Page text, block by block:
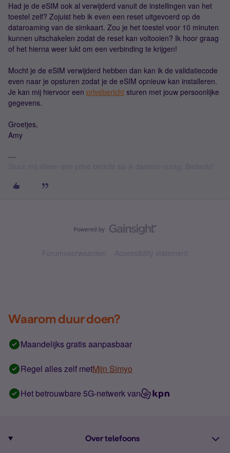
Had je de eSIM ook al verwijderd vanuit de instellingen van het
toestel zelf? Zojuist heb ik even een reset uitgevoerd op de
dataroaming van de simkaart. Zou je het toestel voor 10 minuten
kunnen uitschakelen zodat de reset kan voltooien? Ik hoor graag
of het hierna weer lukt om een verbinding te krijgen!
Mocht je de eSIM verwijderd hebben dan kan ik de validatiecode
even naar je opsturen zodat je de eSIM opnieuw kan installeren.
Je kan mij hiervoor een privébericht sturen met jouw persoonlijke
gegevens.
Groetjes,
Amy
Forumvoorwaarden Accessibility statement
Waarom duur doen?
Maandelijks gratis aanpasbaar
Regel alles zelf metMijn Simyo
Het betrouwbare 5G-netwerk van
Over telefoons